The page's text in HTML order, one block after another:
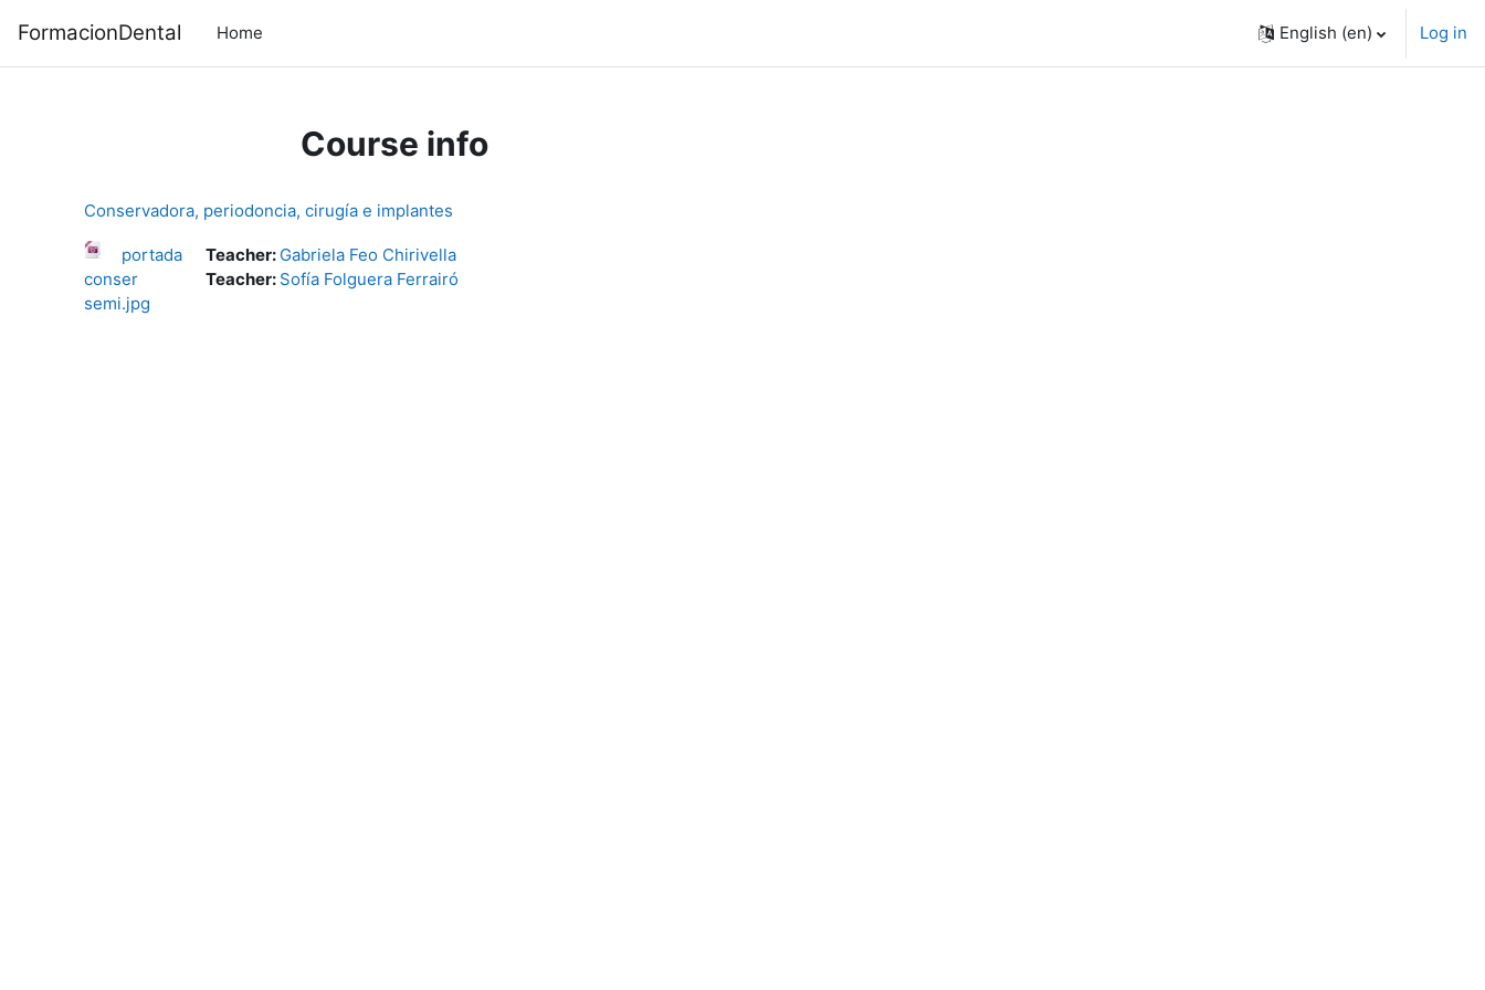
FormacionDental Home English ‎(en)‎ Log in
Course info
Conservadora, periodoncia, cirugía e implantes
portada
conser
semi.jpg
Teacher: Gabriela Feo Chirivella
Teacher: Sofía Folguera Ferrairó